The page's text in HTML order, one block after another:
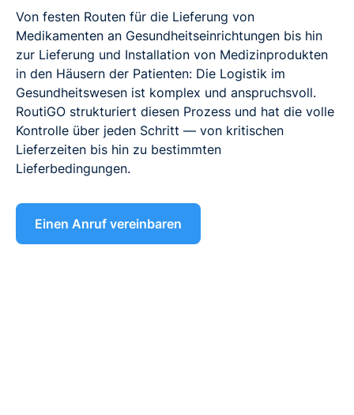
Von festen Routen für die Lieferung von
Medikamenten an Gesundheitseinrichtungen bis hin
zur Lieferung und Installation von Medizinprodukten
in den Häusern der Patienten: Die Logistik im
Gesundheitswesen ist komplex und anspruchsvoll.
RoutiGO strukturiert diesen Prozess und hat die volle
Kontrolle über jeden Schritt — von kritischen
Lieferzeiten bis hin zu bestimmten
Lieferbedingungen.
Einen Anruf vereinbaren